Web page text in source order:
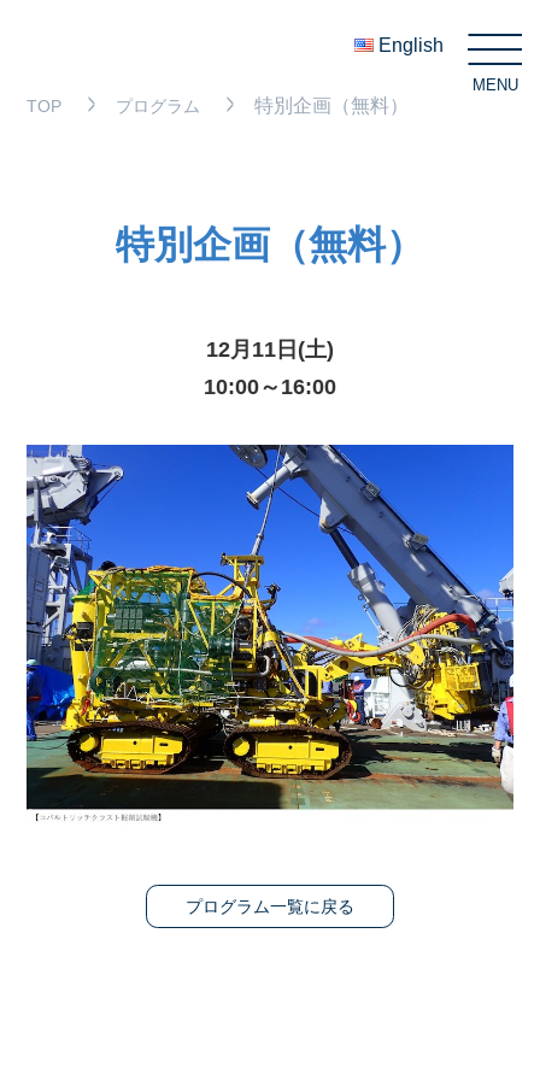
MENU
English
TOP プログラム 特別企画（無料）
特別企画（無料）
12月11日(土)
10:00～16:00
プログラム一覧に戻る